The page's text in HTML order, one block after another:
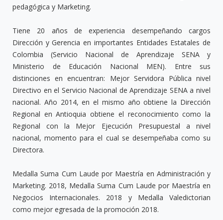
pedagógica y Marketing.
Tiene 20 años de experiencia desempeñando cargos
Dirección y Gerencia en importantes Entidades Estatales de
Colombia (Servicio Nacional de Aprendizaje SENA y
Ministerio de Educación Nacional MEN). Entre sus
distinciones en encuentran: Mejor Servidora Pública nivel
Directivo en el Servicio Nacional de Aprendizaje SENA a nivel
nacional. Año 2014, en el mismo año obtiene la Dirección
Regional en Antioquia obtiene el reconocimiento como la
Regional con la Mejor Ejecución Presupuestal a nivel
nacional, momento para el cual se desempeñaba como su
Directora.
Medalla Suma Cum Laude por Maestría en Administración y
Marketing. 2018, Medalla Suma Cum Laude por Maestría en
Negocios Internacionales. 2018 y Medalla Valedictorian
como mejor egresada de la promoción 2018.